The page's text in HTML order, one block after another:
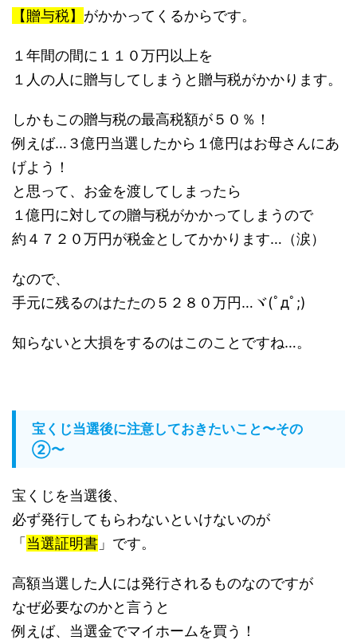
【贈与税】 がかかってくるからです。
１年間の間に１１０万円以上を
１人の人に贈与してしまうと贈与税がかかります。
しかもこの贈与税の最高税額が５０％！
例えば…３億円当選したから１億円はお母さんにあ
げよう！
と思って、お金を渡してしまったら
１億円に対しての贈与税がかかってしまうので
約４７２０万円が税金としてかかります…（涙）
なので、
手元に残るのはたたの５２８０万円…ヾ(ﾟдﾟ;)
知らないと大損をするのはこのことですね…。
宝くじ当選後に注意しておきたいこと〜その
②〜
宝くじを当選後、
必ず発行してもらわないといけないのが
「当選証明書 」です。
高額当選した人には発行されるものなのですが
なぜ必要なのかと言うと
例えば、当選金でマイホームを買う！